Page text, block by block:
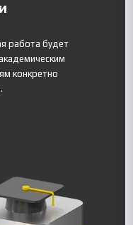
работа будет
конкретно